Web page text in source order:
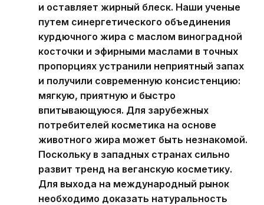
и оставляет жирный блеск. Наши ученые
путем синергетического объединения
курдючного жира с маслом виноградной
косточки и эфирными маслами в точных
пропорциях устранили неприятный запах
и получили современную консистенцию:
мягкую, приятную и быстро
впитывающуюся. Для зарубежных
потребителей косметика на основе
животного жира может быть незнакомой.
Поскольку в западных странах сильно
развит тренд на веганскую косметику.
Для выхода на международный рынок
необходимо доказать натуральность